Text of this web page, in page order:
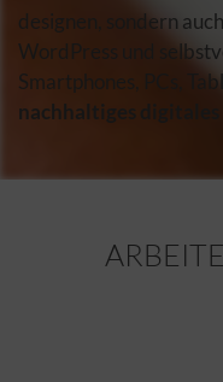
designen, sondern
WordPress und
Smartphones, PCs,
nachhaltiges digitales